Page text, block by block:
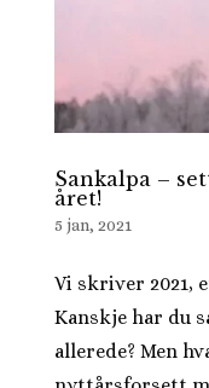
Sankalpa –
året!
5 jan, 2021
Vi skriver 2021,
Kanskje har du
allerede? Men